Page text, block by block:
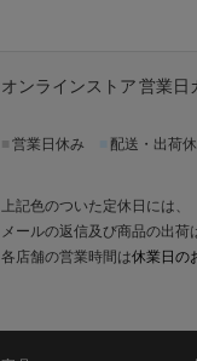
オンラインストア 営業日
営業日休み 配送・出荷
上記色のついた定休日には、
メールの返信及び商品の出荷
各店舗の営業時間は休業日の